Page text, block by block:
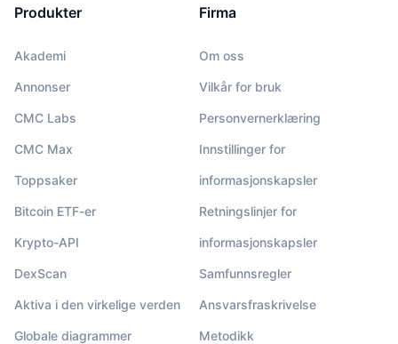
Produkter
Akademi
Annonser
CMC Labs
CMC Max
Toppsaker
Bitcoin ETF-er
Krypto-API
DexScan
Aktiva i den virkelige verden
Globale diagrammer
Firma
Om oss
Vilkår for bruk
Personvernerklæring
Innstillinger for
informasjonskapsler
Retningslinjer for
informasjonskapsler
Samfunnsregler
Ansvarsfraskrivelse
Metodikk